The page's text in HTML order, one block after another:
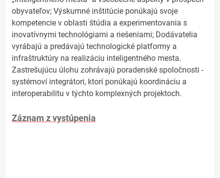
obyvateľov; Výskumné inštitúcie ponúkajú svoje
kompetencie v oblasti štúdia a experimentovania s
inovatívnymi technológiami a riešeniami; Dodávatelia
vyrábajú a predávajú technologické platformy a
infraštruktúry na realizáciu inteligentného mesta.
Zastrešujúcu úlohu zohrávajú poradenské spoločnosti -
systémoví integrátori, ktorí ponúkajú koordináciu a
interoperabilitu v týchto komplexných projektoch.
Záznam z vystúpenia